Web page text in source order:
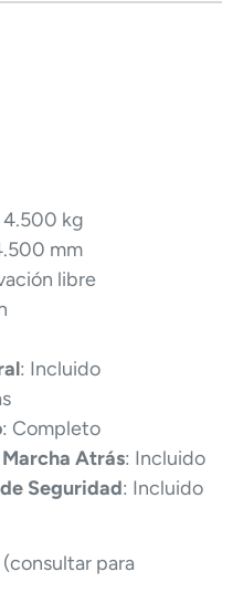
4.500 kg
mm
libre
: Incluido
: Completo
Atrás: Incluido
Seguridad: Incluido
para